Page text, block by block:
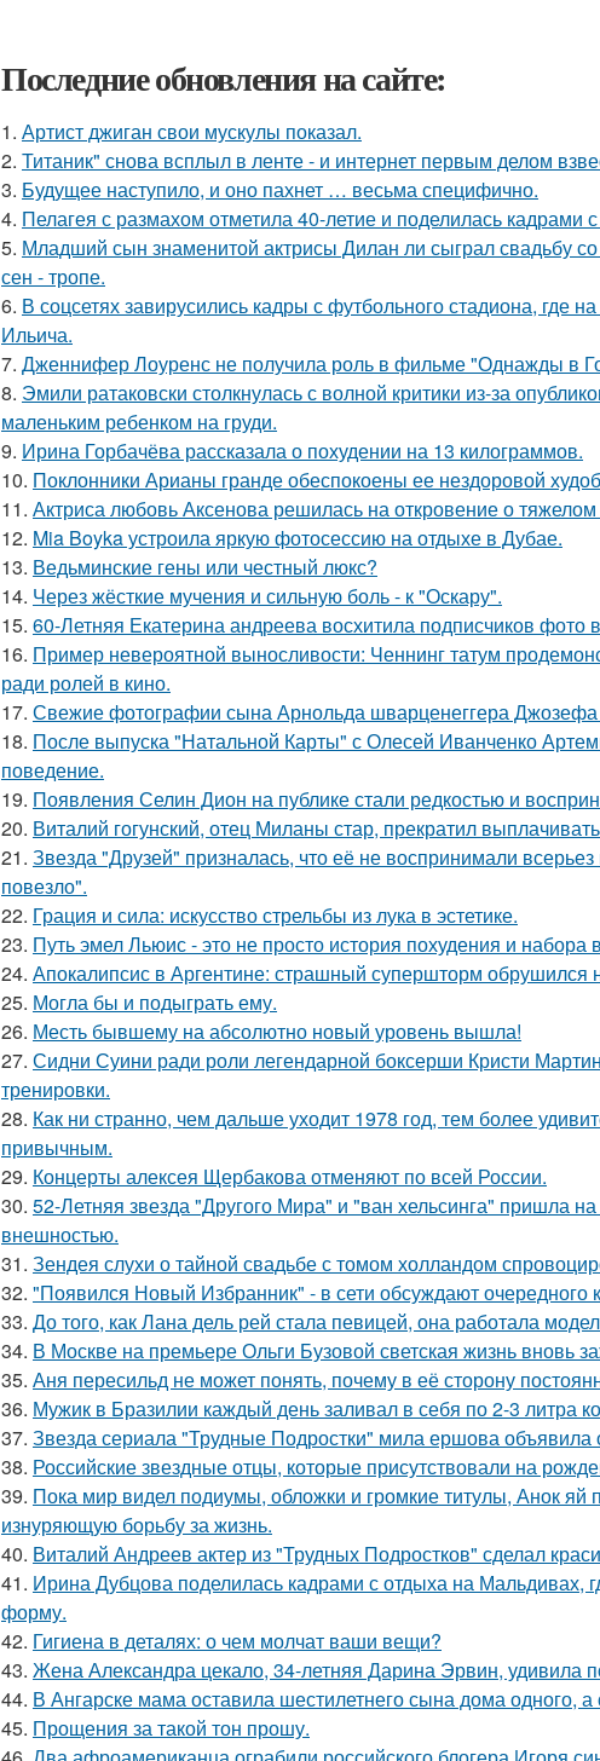
Последние обновления на сайте:
1. Артист джиган свои мускулы показал.
2. Титаник" снова всплыл в ленте - и интернет первым делом
3. Будущее наступило, и оно пахнет … весьма специфично.
4. Пелагея с размахом отметила 40-летие и поделилась кадрами
5. Младший сын знаменитой актрисы Дилан ли сыграл свадьбу
сен - тропе.
6. В соцсетях завирусились кадры с футбольного стадиона, где
Ильича.
7. Дженнифер Лоуренс не получила роль в фильме "Однажды в
8. Эмили ратаковски столкнулась с волной критики из-за
маленьким ребенком на груди.
9. Ирина Горбачёва рассказала о похудении на 13 килограммов.
10. Поклонники Арианы гранде обеспокоены ее нездоровой
11. Актриса любовь Аксенова решилась на откровение о
12. Mia Boyka устроила яркую фотосессию на отдыхе в Дубае.
13. Ведьминские гены или честный люкс?
14. Через жёсткие мучения и сильную боль - к "Оскару".
15. 60-Летняя Екатерина андреева восхитила подписчиков фото
16. Пример невероятной выносливости: Ченнинг татум
ради ролей в кино.
17. Свежие фотографии сына Арнольда шварценеггера
18. После выпуска "Натальной Карты" с Олесей Иванченко
поведение.
19. Появления Селин Дион на публике стали редкостью и
20. Виталий гогунский, отец Миланы стар, прекратил
21. Звезда "Друзей" призналась, что её не воспринимали
повезло".
22. Грация и сила: искусство стрельбы из лука в эстетике.
23. Путь эмел Льюис - это не просто история похудения и набора
24. Апокалипсис в Аргентине: страшный супершторм обрушился
25. Могла бы и подыграть ему.
26. Месть бывшему на абсолютно новый уровень вышла!
27. Сидни Суини ради роли легендарной боксерши Кристи
тренировки.
28. Как ни странно, чем дальше уходит 1978 год, тем более
привычным.
29. Концерты алексея Щербакова отменяют по всей России.
30. 52-Летняя звезда "Другого Мира" и "ван хельсинга" пришла
внешностью.
31. Зендея слухи о тайной свадьбе с томом холландом
32. "Появился Новый Избранник" - в сети обсуждают очередного
33. До того, как Лана дель рей стала певицей, она работала
34. В Москве на премьере Ольги Бузовой светская жизнь вновь
35. Аня пересильд не может понять, почему в её сторону
36. Мужик в Бразилии каждый день заливал в себя по 2-3 литра
37. Звезда сериала "Трудные Подростки" мила ершова объявила
38. Российские звездные отцы, которые присутствовали на
39. Пока мир видел подиумы, обложки и громкие титулы, Анок яй
изнуряющую борьбу за жизнь.
40. Виталий Андреев актер из "Трудных Подростков" сделал
41. Ирина Дубцова поделилась кадрами с отдыха на Мальдивах,
форму.
42. Гигиена в деталях: о чем молчат ваши вещи?
43. Жена Александра цекало, 34-летняя Дарина Эрвин, удивила
44. В Ангарске мама оставила шестилетнего сына дома одного,
45. Прощения за такой тон прошу.